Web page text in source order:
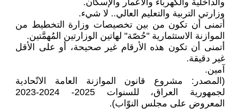
والداخلية والكهرباء والاعمار والإسكان.
وزارتي التربية والتعليم العالي.. لا شيء.
أتمنى أن تكون من بين تخصيصات وزارة التخطيط من
الموازنة الاستثمارية "حُصّة" لهاتين الوزارتين المُهمَّتين.
أتمنى أن تكون هذه الأرقام غير صحيحة، أو على الأقل
غير دقيقة.
آمين.
(المصدر: مشروع قانون الموازنة العامة الاتّحادية
لجمهورية العراق، للسنوات 2025- 2024-2023
المعروض على مجلس النوّاب).